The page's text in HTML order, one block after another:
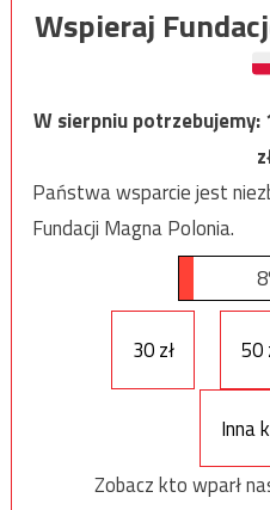
Wspieraj
W sierpniu potrzebujemy:
Państwa wsparcie jest
Fundacji Magna Polonia.
30 zł 50
Inna
Zobacz kto wparł